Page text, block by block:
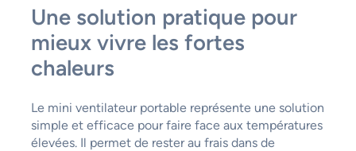
Une solution pratique pour
mieux vivre les fortes
chaleurs
Le mini ventilateur portable représente une solution
simple et efficace pour faire face aux températures
élevées. Il permet de rester au frais dans de